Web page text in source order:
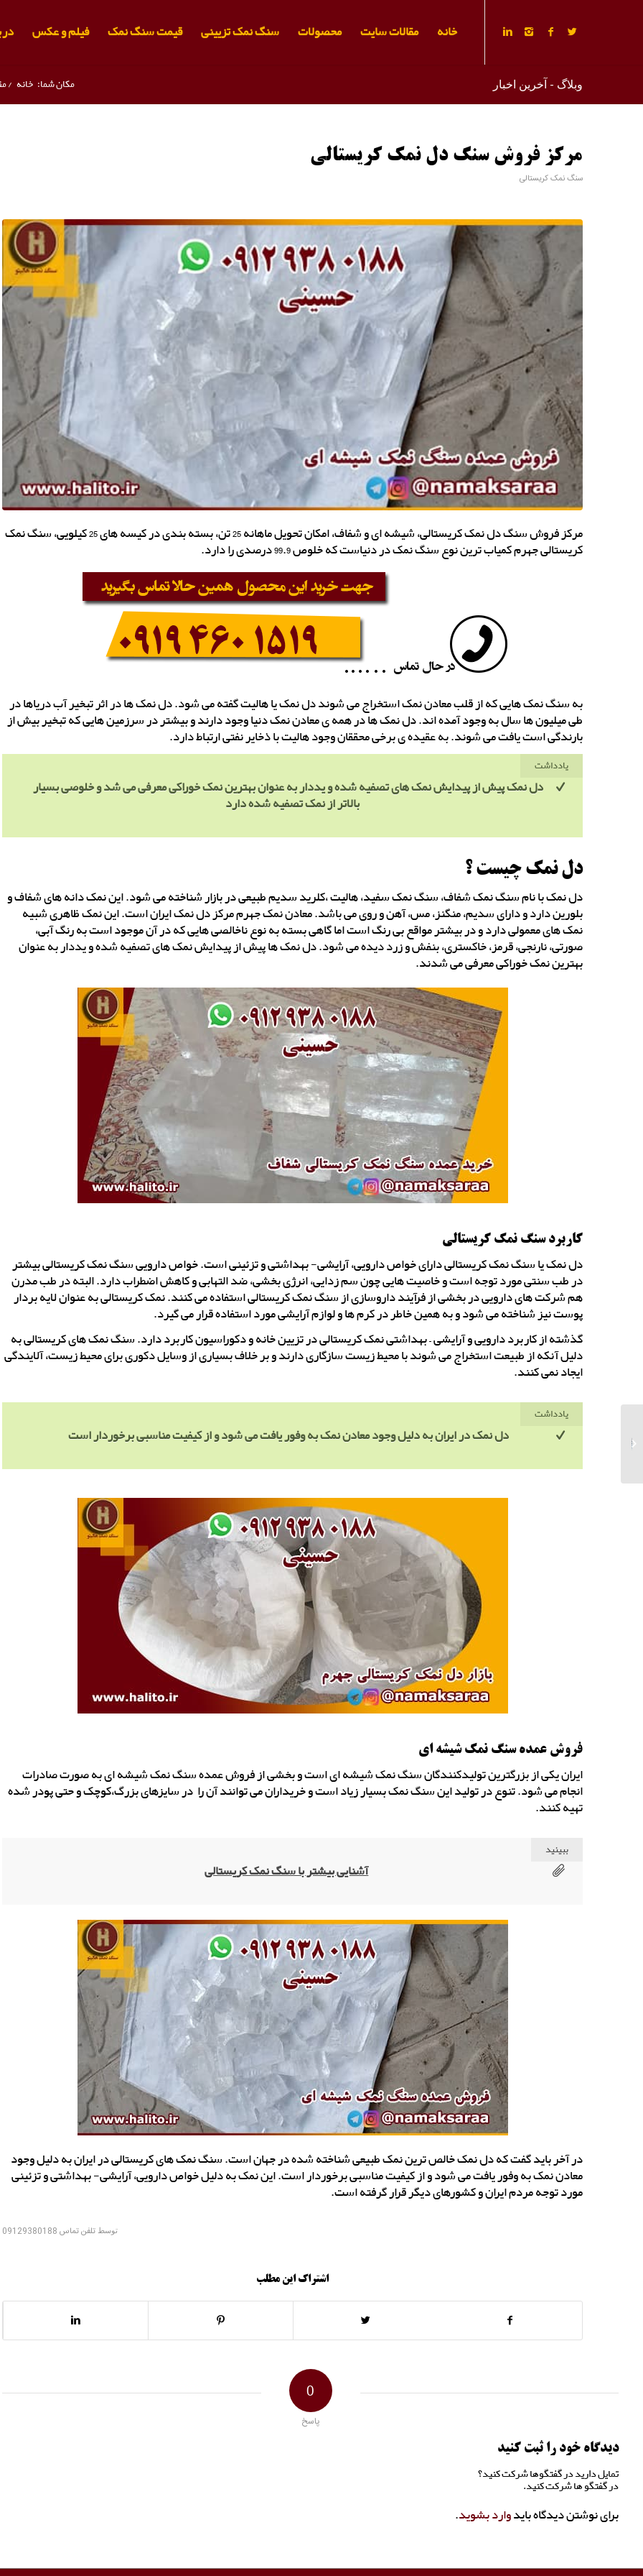
خانه مقالات سایت محصولات سنگ نمک تزیینی قیمت سنگ نمک فیلم و عکس
وبلاگ - آخرین اخبار مکان شما: خانه /
مرکز فروش سنگ دل نمک کریستالی
سنگ نمک کریستالی
مرکز فروش سنگ دل نمک کریستالی، شیشه ای و شفاف، امکان تحویل ماهانه 25 تن، بسته بندی در کیسه های 25 کیلویی، سنگ نمک
کریستالی جهرم کمیاب ترین نوع سنگ نمک در دنیاست که خلوص 99.9 درصدی را دارد.
به سنگ نمک هایی که از قلب معادن نمک استخراج می شوند دل نمک یا هالیت گفته می شود. دل نمک ها در اثر تبخیر آب دریاها در
طی میلیون ها سال به وجود آمده اند. دل نمک ها در همه ی معادن نمک دنیا وجود دارند و بیشتر در سرزمین هایی که تبخیر بیش از
بارندگی است یافت می شوند. به عقیده ی برخی محققان وجود هالیت با ذخایر نفتی ارتباط دارد.
یادداشت
دل نمک پیش از پیدایش نمک های تصفیه شده و یددار به عنوان بهترین نمک خوراکی معرفی می شد و خلوصی بسیار
بالاتر از نمک تصفیه شده دارد
دل نمک چیست ؟
دل نمک با نام سنگ نمک شفاف، سنگ نمک سفید، هالیت ،کلرید سدیم طبیعی در بازار شناخته می شود. این نمک دانه های شفاف و
بلورین دارد و دارای سدیم، منگنز، مس، آهن و روی می باشد. معادن نمک جهرم مرکز دل نمک ایران است. این نمک ظاهری شبیه
نمک های معمولی دارد و در بیشتر مواقع بی رنگ است اما گاهی بسته به نوع ناخالصی هایی که در آن موجود است به رنگ آبی،
صورتی، نارنجی، قرمز، خاکستری، بنفش و زرد دیده می شود. دل نمک ها پیش از پیدایش نمک های تصفیه شده و یددار به عنوان
بهترین نمک خوراکی معرفی می شدند.
کاربرد سنگ نمک کریستالی
دل نمک یا سنگ نمک کریستالی دارای خواص دارویی، آرایشی- بهداشتی و تزئینی است. خواص دارویی سنگ نمک کریستالی بیشتر
در طب سنتی مورد توجه است و خاصیت هایی چون سم زدایی، انرژی بخشی، ضد التهابی و کاهش اضطراب دارد. البته در طب مدرن
هم شرکت های دارویی در بخشی از فرآیند داروسازی از سنگ نمک کریستالی استفاده می کنند. نمک کریستالی به عنوان لایه بردار
پوست نیز شناخته می شود و به همین خاطر در کرم ها و لوازم آرایشی مورد استفاده قرار می گیرد.
گذشته از کاربرد دارویی و آرایشی – بهداشتی نمک کریستالی در تزیین خانه و دکوراسیون کاربرد دارد. سنگ نمک های کریستالی به
دلیل آنکه از طبیعت استخراج می شوند با محیط زیست سازگاری دارند و بر خلاف بسیاری از وسایل دکوری برای محیط زیست، آلایندگی
ایجاد نمی کنند.
یادداشت
دل نمک در ایران به دلیل وجود معادن نمک به وفور یافت می شود و از کیفیت مناسبی برخوردار است
فروش عمده سنگ نمک شیشه ای
ایران یکی از بزرگترین تولیدکنندگان سنگ نمک شیشه ای است و بخشی از فروش عمده سنگ نمک شیشه ای به صورت صادرات
انجام می شود. تنوع در تولید این سنگ نمک بسیار زیاد است و خریداران می توانند آن را در سایزهای بزرگ،کوچک و حتی پودر شده
تهیه کنند.
ببینید
آشنایی بیشتر با سنگ نمک کریستالی
در آخر باید گفت که دل نمک خالص ترین نمک طبیعی شناخته شده در جهان است. سنگ نمک های کریستالی در ایران به دلیل وجود
معادن نمک به وفور یافت می شود و از کیفیت مناسبی برخوردار است. این نمک به دلیل خواص دارویی، آرایشی- بهداشتی و تزئینی
مورد توجه مردم ایران و کشورهای دیگر قرار گرفته است.
توسط تلفن تماس 09129380188
اشتراک این مطلب
0
پاسخ
دیدگاه خود را ثبت کنید
تمایل دارید در گفتگوها شرکت کنید؟
در گفتگو ها شرکت کنید.
برای نوشتن دیدگاه بایدوارد بشوید.
فروش عمده نمک
تصفیه شده با بهترین